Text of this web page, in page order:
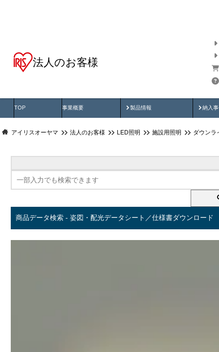
法人のお客様
TOP 事業概要 製品情報
製品動画 納入
納
アイリスオーヤマ 法人のお客様 LED照明 施設用照明 ダウンラ
商品データ検索 - 姿図・配光データシート／仕様書ダウンロード